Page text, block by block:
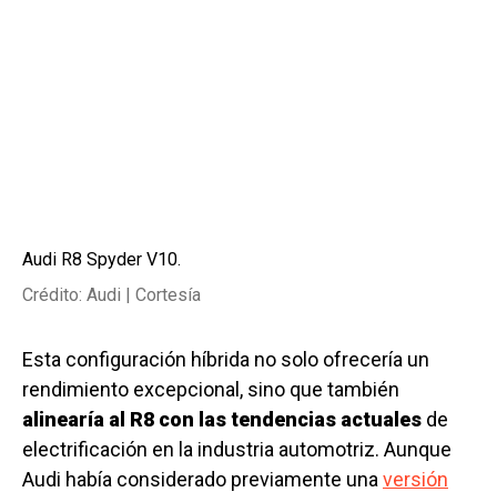
Audi R8 Spyder V10.
Crédito: Audi | Cortesía
Esta configuración híbrida no solo ofrecería un
rendimiento excepcional, sino que también
alinearía al R8 con las tendencias actuales de
electrificación en la industria automotriz. Aunque
Audi había considerado previamente una versión